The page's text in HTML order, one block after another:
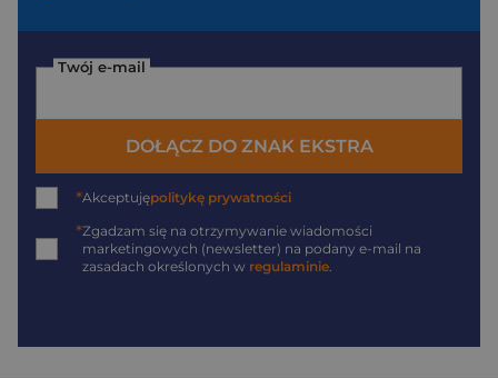
Twój e-mail
DOŁĄCZ DO ZNAK EKSTRA
*Akceptujępolitykę prywatności
*Zgadzam się na otrzymywanie wiadomości
marketingowych (newsletter) na podany e-mail na
zasadach określonych w regulaminie.